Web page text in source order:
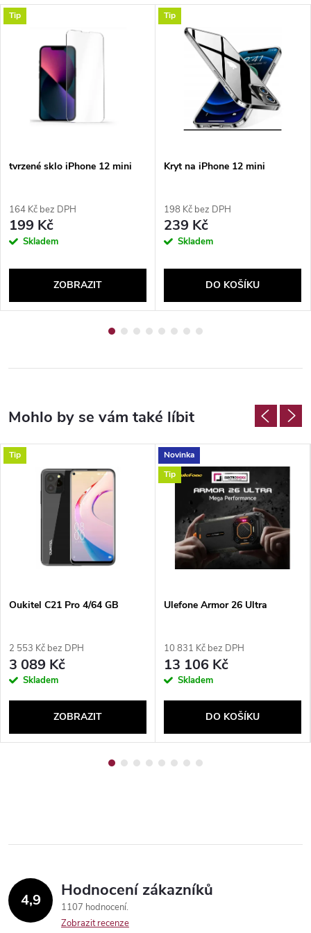
Tip
tvrzené sklo iPhone 12 mini
164 Kč bez DPH
199 Kč
Skladem
ZOBRAZIT
Tip
Kryt na iPhone 12 mini
198 Kč bez DPH
239 Kč
Skladem
DO KOŠÍKU
Tip
Oukitel C21 Pro 4/64 GB
2 553 Kč bez DPH
3 089 Kč
Skladem
ZOBRAZIT
Novinka
Tip
Ulefone Armor 26 Ultra
10 831 Kč bez DPH
13 106 Kč
Skladem
DO KOŠÍKU
4,9 Hodnocení zákazníků
1107 hodnocení
Zobrazit recenze
Send